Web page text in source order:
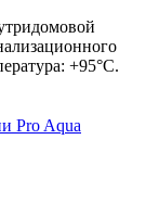
+95°С.
Pro Aqua